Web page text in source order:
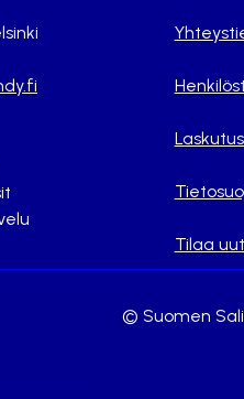
Tilaa
© Suomen